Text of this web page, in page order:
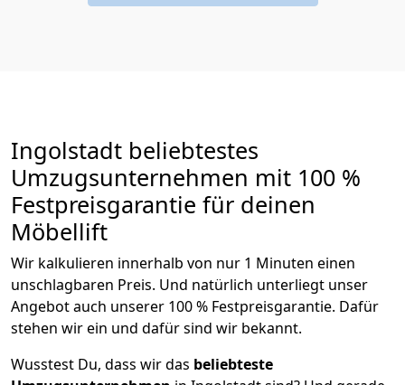
Ingolstadt beliebtestes
Umzugsunternehmen mit 100 %
Festpreisgarantie für deinen
Möbellift
Wir kalkulieren innerhalb von nur 1 Minuten einen
unschlagbaren Preis. Und natürlich unterliegt unser
Angebot auch unserer 100 % Festpreisgarantie. Dafür
stehen wir ein und dafür sind wir bekannt.
Wusstest Du, dass wir das beliebteste